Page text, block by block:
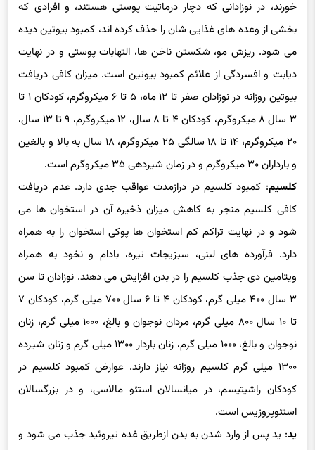
بخشی از وعده های غذایی شان را حذف کرده اند، کمبود بیوتین دیده
می شود. ریزش مو، شکستن ناخن ها، التهابات پوستی و در نهایت
دیابت و افسردگی از علائم کمبود بیوتین است. میزان کافی دریافت
بیوتین روزانه در نوزادان صفر تا ۱۲ ماه، ۵ تا ۶ میکروگرم، کودکان ۱ تا
۳ سال ۸ میکروگرم، کودکان ۴ تا ۸ سال، ۱۲ میکروگرم، ۹ تا ۱۳ سال،
۲۰ میکروگرم، ۱۴ تا ۱۸ سالگی ۲۵ میکروگرم، ۱۸ سال به بالا و بالغین
و بارداران ۳۰ میکروگرم و در زمان شیردهی ۳۵ میکروگرم است.
کلسیم: کمبود کلسیم در درازمدت عواقب جدی دارد. عدم دریافت
کافی کلسیم منجر به کاهش میزان ذخیره آن در استخوان ها می
شود و در نهایت تراکم کم استخوان ها پوکی استخوان را به همراه
دارد. فرآورده های لبنی، سبزیجات تیره، بادام و نخود به همراه
ویتامین دی جذب کلسیم را در بدن افزایش می دهند. نوزادان تا سن
۳ سال ۴۰۰ میلی گرم، کودکان ۴ تا ۶ سال ۷۰۰ میلی گرم، کودکان ۷
تا ۱۰ سال ۸۰۰ میلی گرم، مردان نوجوان و بالغ، ۱۰۰۰ میلی گرم، زنان
نوجوان و بالغ، ۱۰۰۰ میلی گرم، زنان باردار ۱۳۰۰ میلی گرم و زنان شیرده
۱۳۰۰ میلی گرم کلسیم روزانه نیاز دارند. عوارض کمبود کلسیم در
کودکان راشیتیسم، در میانسالان استئو مالاسی، و در بزرگسالان
استئوپروزیس است.
ید: ید پس از وارد شدن به بدن ازطریق غده تیروئید جذب می شود و
در ساخته شدن هورمون های تیروئید نقش اساسی دارد. هورمون